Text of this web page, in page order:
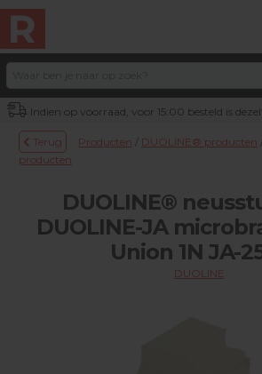
Indien op voorraad, voor 15:00 besteld is
Terug Producten / DUOLINE® producten
producten
DUOLINE®
DUOLINE-JA
Union 1N JA-
DUOLINE